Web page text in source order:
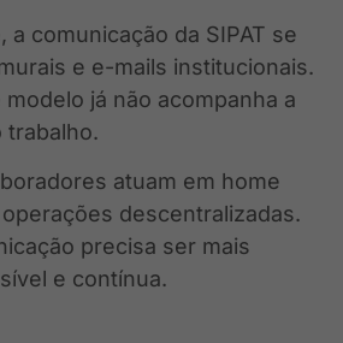
a comunicação da SIPAT se
e e-mails institucionais.
já não acompanha a
trabalho.
atuam em home
descentralizadas.
precisa ser mais
e contínua.